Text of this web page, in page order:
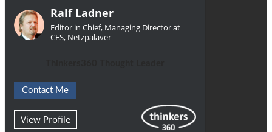
Ralf Ladner
Editor in Chief, Managing Director at
CES, Netzpalaver
Contact Me
View Profile